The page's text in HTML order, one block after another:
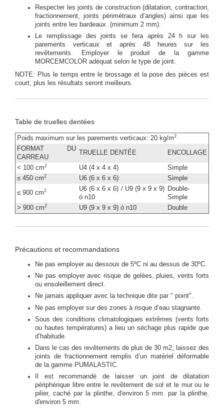
Respecter les joints de construction (dilatation, contraction,
fractionnement, joints périmétraux d’angles) ainsi que les
joints entre les bardeaux. (minimum 2 mm).
Le remplissage des joints se fera après 24 h sur les
parements verticaux et après 48 heures sur les
revêtements. Employer le produit de la gamme
MORCEMCOLOR adéquat selon le type de joint.
NOTE: Plus le temps entre le brossage et la pose des pièces est
court, plus les résultats seront meilleurs.
Table de truelles dentées
Poids maximum sur les parements verticaux: 20 kg/m2
FORMAT DU
CARREAU
TRUELLE DENTÉE ENCOLLAGE
< 100 cm2 U4 (4 x 4 x 4)
Simple
≤ 450 cm2 U6 (6 x 6 x 6) Simple
≤ 900 cm2
U6 (6 x 6 x 6) / U9 (9 x 9 x 9)
ó n10
Double-
Simple
> 900 cm2 U9 (9 x 9 x 9) ó n10 Double
Précautions et recommandations
Ne pas employer au dessous de 5ºC ni au dessus de 30ºC.
Ne pas employer avec risque de gelées, pluies, vents forts
ou ensoleillement direct.
Ne jamais appliquer avec la technique dite par " point".
Ne pas employer sur des zones à risque d’eau stagnante.
Sous des conditions climatologiques extrêmes (vents forts
ou hautes températures) a lieu un séchage plus rapide que
d’habitude.
Dans le cas des revêtements de plus de 30 m2, laissez des
joints de fractionnement remplis d’un matériel déformable
de la gamme PUMALASTIC.
Il est recommandé de laisser un joint de dilatation
périphérique libre entre le revêtement de sol et le mur ou le
pilier, caché par la plinthe, d'environ 5 mm. par la plinthe,
d'environ 5 mm.